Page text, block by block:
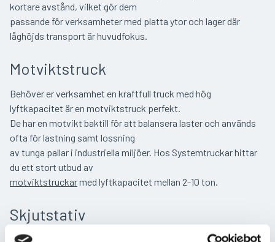
kortare avstånd, vilket gör dem
passande för verksamheter med platta ytor och lager där
låghöjds transport är huvudfokus.
Motviktstruck
Behöver er verksamhet en kraftfull truck med hög
lyftkapacitet är en motviktstruck perfekt.
De har en motvikt baktill för att balansera laster och används
ofta för lastning samt lossning
av tunga pallar i industriella miljöer. Hos Systemtruckar hittar
du ett stort utbud av
motviktstruckarmed lyftkapacitet mellan 2-10 ton.
Skjutstativ
Enskjutstativstruck har en särskild funktion som gör att de